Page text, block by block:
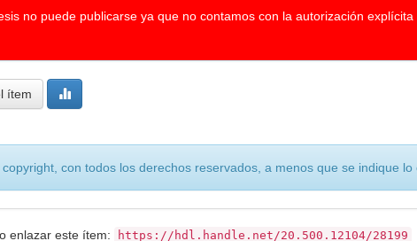
no puede publicarse ya que no contamos con la autorización
ítem
con todos los derechos reservados, a menos que se indique lo
enlazar este ítem: https://hdl.handle.net/20.500.12104/28199